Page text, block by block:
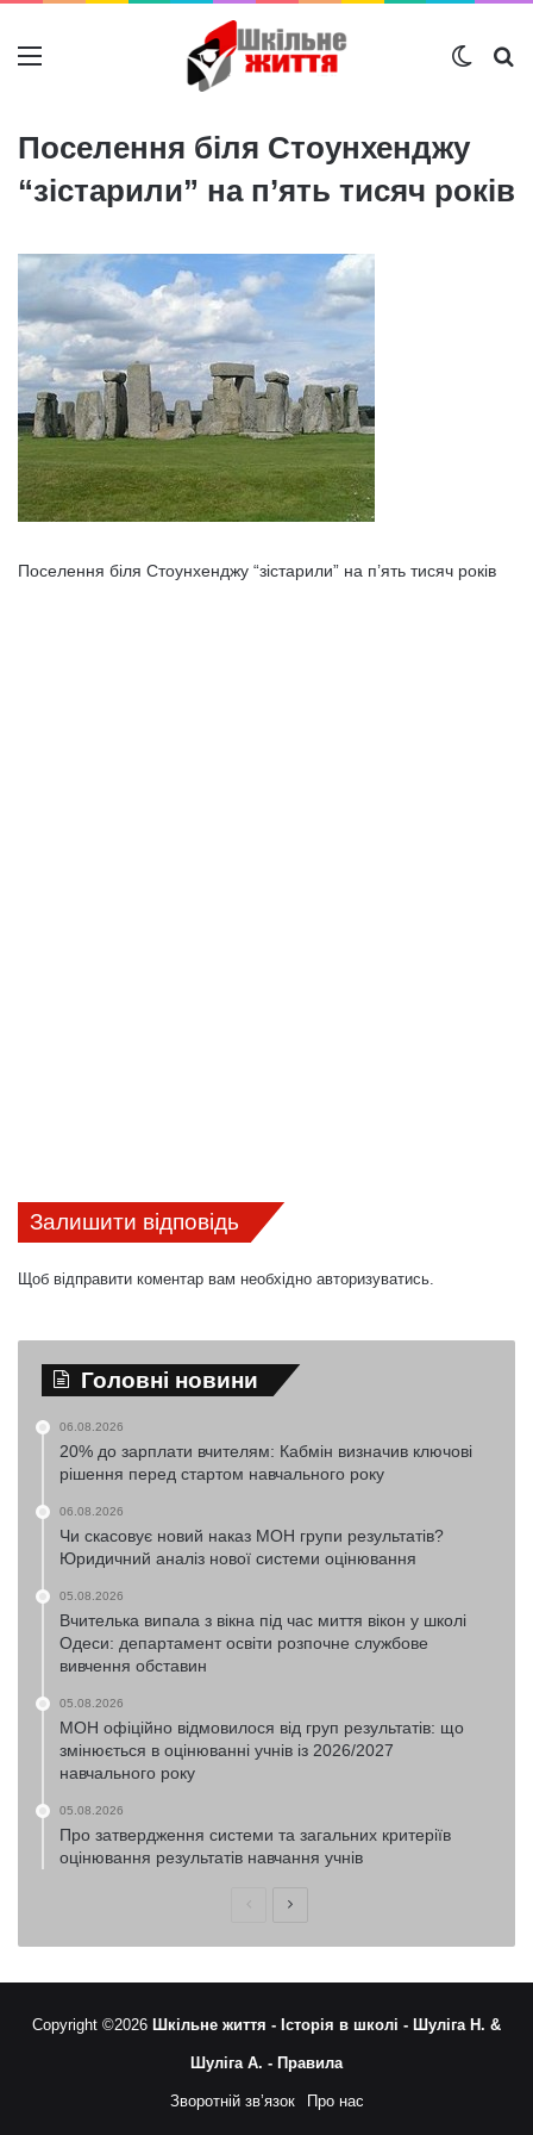
Меню
Поселення біля Стоунхенджу
“зістарили” на п’ять тисяч років
Поселення біля Стоунхенджу “зістарили” на п’ять тисяч років
Залишити відповідь
Щоб відправити коментар вам необхідно авторизуватись.
Головні новини
06.08.2026
20% до зарплати вчителям: Кабмін визначив ключові
рішення перед стартом навчального року
06.08.2026
Чи скасовує новий наказ МОН групи результатів?
Юридичний аналіз нової системи оцінювання
05.08.2026
Вчителька випала з вікна під час миття вікон у школі
Одеси: департамент освіти розпочне службове
вивчення обставин
05.08.2026
МОН офіційно відмовилося від груп результатів: що
змінюється в оцінюванні учнів із 2026/2027
навчального року
05.08.2026
Про затвердження системи та загальних критеріїв
оцінювання результатів навчання учнів
ПопередняНаступна
Copyright ©2026 Шкільне життя - Історія в школі - Шуліга Н. &
Шуліга А. - Правила
Зворотній зв’язок Про нас